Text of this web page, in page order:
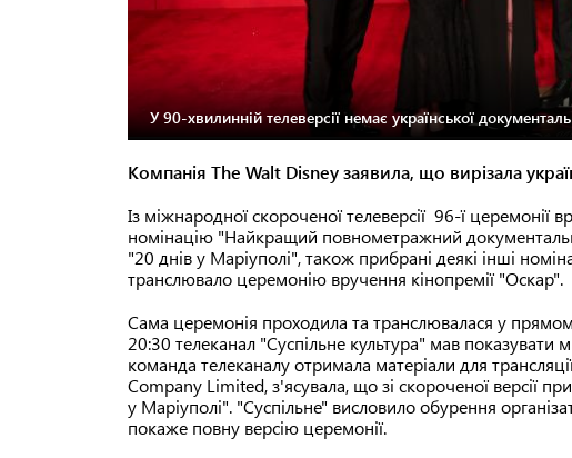
У 90-хвилинній телеверсії немає української
Компанія The Walt Disney заявила, що вирізала
Із міжнародної скороченої телеверсії 96-ї церемонії
номінацію "Найкращий повнометражний
"20 днів у Маріуполі", також прибрані деякі інші
транслювало церемонію вручення кінопремії "Оскар".
Сама церемонія проходила та транслювалася у
20:30 телеканал "Суспільне культура" мав
команда телеканалу отримала матеріали для
Company Limited, з'ясувала, що зі скороченої версії
у Маріуполі". "Суспільне" висловило обурення
покаже повну версію церемонії.